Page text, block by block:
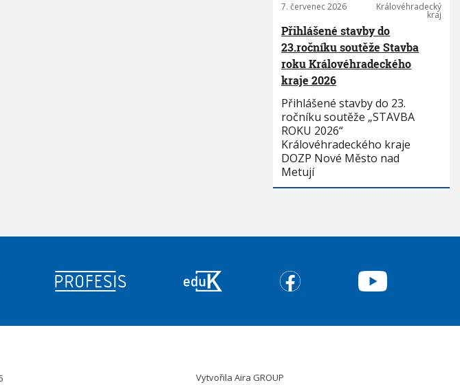
7. červenec 2026 Královéhradecký
kraj
Přihlášené stavby do
23.ročníku soutěže Stavba
roku Královéhradeckého
kraje 2026
Přihlášené stavby do 23.
ročníku soutěže „STAVBA
ROKU 2026“
Královéhradeckého kraje
DOZP Nové Město nad
Metují
VytvořilaAira GROUP